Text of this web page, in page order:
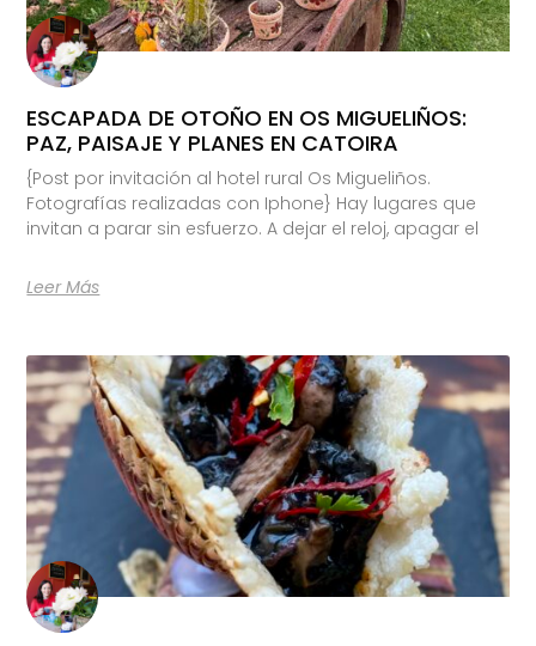
ESCAPADA DE OTOÑO EN OS MIGUELIÑOS:
PAZ, PAISAJE Y PLANES EN CATOIRA
{Post por invitación al hotel rural Os Migueliños.
Fotografías realizadas con Iphone} Hay lugares que
invitan a parar sin esfuerzo. A dejar el reloj, apagar el
Leer Más